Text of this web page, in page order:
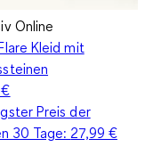
Online
Kleid mit
Preis der
30 Tage: 27,99 €